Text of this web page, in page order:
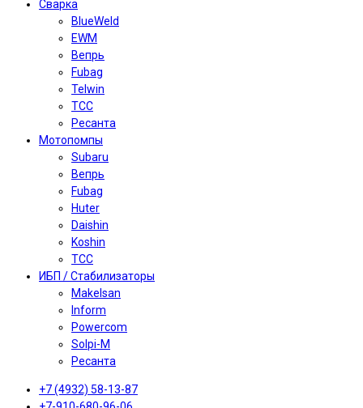
Сварка
BlueWeld
EWM
Вепрь
Fubag
Telwin
TCC
Ресанта
Мотопомпы
Subaru
Вепрь
Fubag
Huter
Daishin
Koshin
TCC
ИБП / Стабилизаторы
Makelsan
Inform
Powercom
Solpi-M
Ресанта
+7 (4932) 58-13-87